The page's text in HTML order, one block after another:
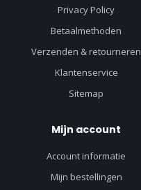
Privacy Policy
Betaalmethoden
Verzenden & retourneren
Klantenservice
Sitemap
Mijn account
Account informatie
Mijn bestellingen